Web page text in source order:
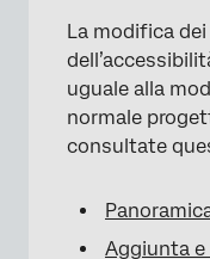
La modifica
uguale alla
normale
consultate
Aggiunta e